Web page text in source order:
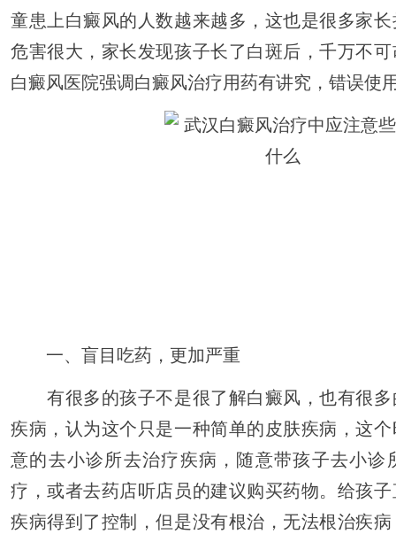
童患上白癜风的人数越来越多，这也是很多家
危害很大，家长发现孩子长了白斑后，千万不
白癜风医院强调白癜风治疗用药有讲究，错误使
一、盲目吃药，更加严重
有很多的孩子不是很了解白癜风，也有很多
疾病，认为这个只是一种简单的皮肤疾病，这
意的去小诊所去治疗疾病，随意带孩子去小诊
疗，或者去药店听店员的建议购买药物。给孩
疾病得到了控制，但是没有根治，无法根治疾